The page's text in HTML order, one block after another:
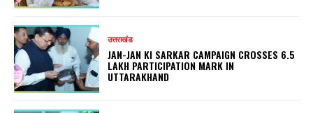
उत्तराखंड
JAN-JAN KI SARKAR CAMPAIGN CROSSES 6.5
LAKH PARTICIPATION MARK IN
UTTARAKHAND